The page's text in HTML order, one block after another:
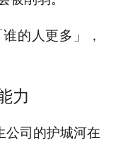
的人更多」，
力
公司的护城河在